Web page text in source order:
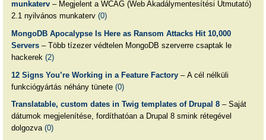
munkaterv– Megjelent a WCAG (Web Akadálymentesítési Útmutató)
2.1 nyilvános munkaterv (0)
MongoDB Apocalypse Is Here as Ransom Attacks Hit 10,000
Servers– Több tízezer védtelen MongoDB szerverre csaptak le
hackerek (2)
12 Signs You’re Working in a Feature Factory– A cél nélküli
funkciógyártás néhány tünete (0)
Translatable, custom dates in Twig templates of Drupal 8– Saját
dátumok megjelenítése, fordíthatóan a Drupal 8 smink rétegével
dolgozva (0)